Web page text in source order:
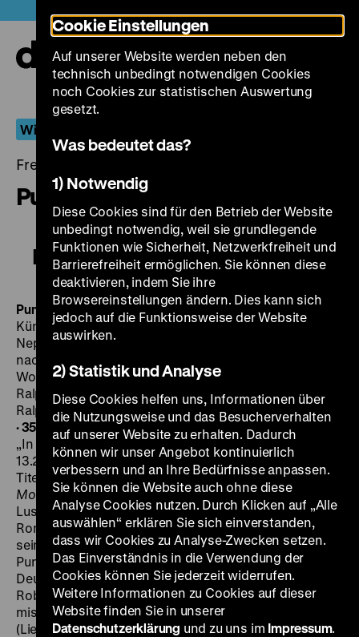
zum
Seiteninhalt
springen
Wiederentdeckt
Freitag, 01. Dezember 2017, 18.30 - 00.00 Uhr
Punks kommt aus Amerika
Punks kommt aus Amerika
Punks kommt aus AmerikaD 1935, R: Karlheinz Martin,
Künstlerische Oberleitung/Produzent: Robert
Neppach, B: Walter Jerven, Curt J. Braun [ungenannt]
nach dem gleichnamigen Roman von Ludwig von
Wohl, K: Carl Drews, M: Werner Bochmann, Liedtexte:
Ralph Maria Siegel, D: Attila Hörbiger, Lien Deyers,
Ralph Arthur Roberts, Sybille Schmitz, Oskar Sima, 88’
·35mm FR 01.12. um 18.30 Uhr · Einführung: Oliver Hanley
„In jeder Kunst ein ganzer Kerl“ (Sport-Tagblatt[Wien],
13.2.1935): Der beliebte Attila Hörbiger spielt die
Titelfigur in diesem von Karlheinz Martin (Von
Morgens bis Mitternacht) inszenierten „Kriminal-
Lustspiel“, basierend auf dem 1929 erschienenen
Roman von Ludwig von Wohl. Acht Jahre nachdem
sein Onkel ihn nach Amerika verbannt hat, kehrt
Punks, ein Lausbub in erwachsener Gestalt, nach
Deutschland zurück. Während der Onkel (Ralph Arthur
Roberts) sich seinem verlorenen Neffen gegenüber
misstrauisch verhält, freut sich seine Cousine Marlis
(Lien Deyers) über Punks Rückkehr. Als ein Gaunerpaar
Cookie Einstellungen
Auf unserer Website werden neben den
technisch unbedingt notwendigen Cookies
noch Cookies zur statistischen Auswertung
gesetzt.
Was bedeutet das?
1) Notwendig
Diese Cookies sind für den Betrieb der Website
unbedingt notwendig, weil sie grundlegende
Funktionen wie Sicherheit, Netzwerkfreiheit und
Barrierefreiheit ermöglichen. Sie können diese
deaktivieren, indem Sie ihre
Browsereinstellungen ändern. Dies kann sich
jedoch auf die Funktionsweise der Website
auswirken.
2) Statistik und Analyse
Diese Cookies helfen uns, Informationen über
die Nutzungsweise und das Besucherverhalten
auf unserer Website zu erhalten. Dadurch
können wir unser Angebot kontinuierlich
verbessern und an Ihre Bedürfnisse anpassen.
Sie können die Website auch ohne diese
Analyse Cookies nutzen. Durch Klicken auf „Alle
auswählen“ erklären Sie sich einverstanden,
dass wir Cookies zu Analyse-Zwecken setzen.
Das Einverständnis in die Verwendung der
Cookies können Sie jederzeit widerrufen.
Weitere Informationen zu Cookies auf dieser
Website finden Sie in unserer
Datenschutzerklärung und zu uns im Impressum.